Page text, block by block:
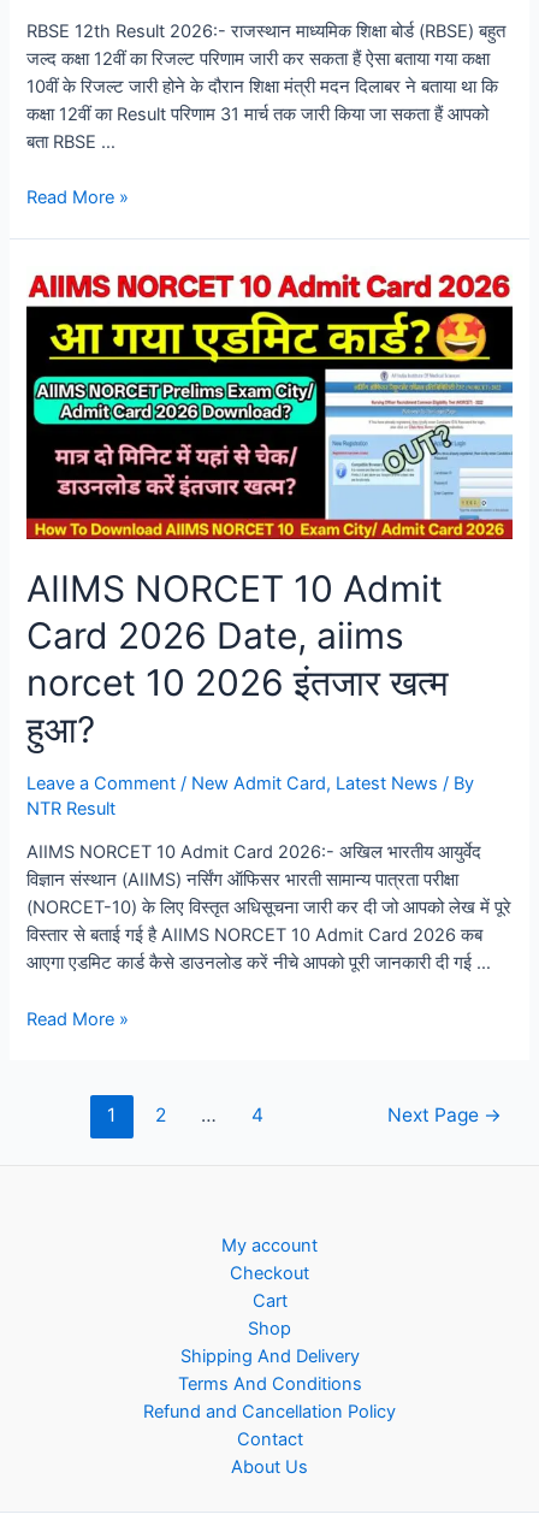
RBSE 12th Result 2026:- राजस्थान माध्यमिक शिक्षा बोर्ड (RBSE) बहुत
जल्द कक्षा 12वीं का रिजल्ट परिणाम जारी कर सकता हैं ऐसा बताया गया कक्षा
10वीं के रिजल्ट जारी होने के दौरान शिक्षा मंत्री मदन दिलाबर ने बताया था कि
कक्षा 12वीं का Result परिणाम 31 मार्च तक जारी किया जा सकता हैं आपको
बता RBSE …
Read More »
AIIMS NORCET 10 Admit
Card 2026 Date, aiims
norcet 10 2026 इंतजार खत्म
हुआ?
Leave a Comment / New Admit Card, Latest News / By
NTR Result
AIIMS NORCET 10 Admit Card 2026:- अखिल भारतीय आयुर्वेद
विज्ञान संस्थान (AIIMS) नर्सिंग ऑफिसर भारती सामान्य पात्रता परीक्षा
(NORCET-10) के लिए विस्तृत अधिसूचना जारी कर दी जो आपको लेख में पूरे
विस्तार से बताई गई है AIIMS NORCET 10 Admit Card 2026 कब
आएगा एडमिट कार्ड कैसे डाउनलोड करें नीचे आपको पूरी जानकारी दी गई …
Read More »
1 2 … 4 Next Page →
My account
Checkout
Cart
Shop
Shipping And Delivery
Terms And Conditions
Refund and Cancellation Policy
Contact
About Us